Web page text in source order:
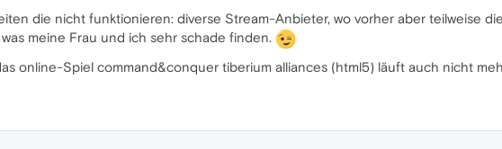
die nicht funktionieren: diverse Stream-Anbieter, wo vorher aber teilweise
was meine Frau und ich sehr schade finden.
online-Spiel command&conquer tiberium alliances (html5) läuft auch nicht